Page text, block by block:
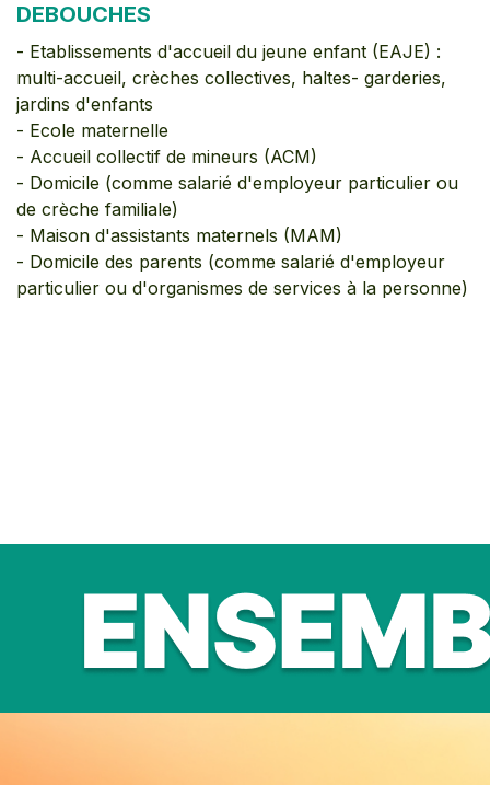
DEBOUCHES
- Etablissements d'accueil du jeune enfant (EAJE) :
multi-accueil, crèches collectives, haltes- garderies,
jardins d'enfants
- Ecole maternelle
- Accueil collectif de mineurs (ACM)
- Domicile (comme salarié d'employeur particulier ou
de crèche familiale)
- Maison d'assistants maternels (MAM)
- Domicile des parents (comme salarié d'employeur
particulier ou d'organismes de services à la personne)